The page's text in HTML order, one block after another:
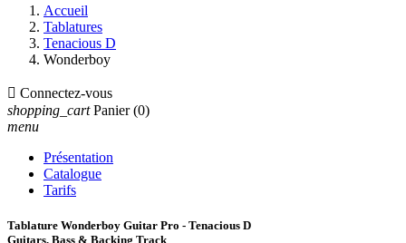
Accueil
Tablatures
Tenacious D
Wonderboy
 Connectez-vous
shopping_cart Panier (0)
menu
Présentation
Catalogue
Tarifs
Tablature Wonderboy Guitar Pro - Tenacious D
Guitars, Bass & Backing Track